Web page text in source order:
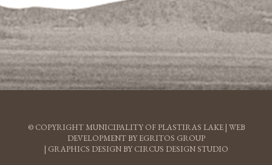
© COPYRIGHT MUNICIPALITY OF PLASTIRAS LAKE | WEB
DEVELOPMENT BY EGRITOS GROUP
| GRAPHICS DESIGN BY CIRCUS DESIGN STUDIO